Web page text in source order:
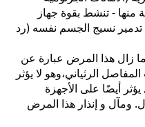
- تنشط بقوة جهاز
تدمير نسيج الجسم نفسه (رد
زال هذا المرض عبارة عن
الرثياني،وهو لا يؤثر
أيضًا على الأجهزة
ومآل و إنذار هذا المرض